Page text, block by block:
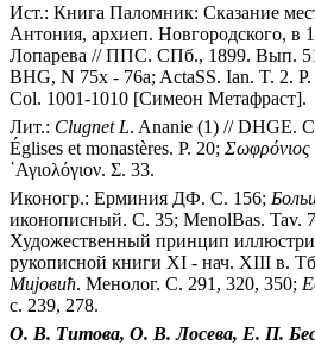
Ист.: Книга Паломник: Сказание
Антония, архиеп. Новгородского, в
Лопарева // ППС. СПб., 1899. Вып.
BHG, N 75x - 76a; ActaSS. Ian. T. 2.
Col. 1001-1010 [Симеон Метафраст].
Лит.: Clugnet L. Ananie (1) // DHGE.
Églises et monastères. P. 20; Σωφρόνιος
῾Αγιολόγιον. Σ. 33.
Иконогр.: Ерминия ДФ. С. 156;
иконописный. С. 35; MenolBas. Tav.
Художественный принцип
рукописной книги XI - нач. XIII в.
Миjовић. Менолог. С. 291, 320, 350;
с. 239, 278.
О. В. Титова, О. В. Лосева, Е. П.